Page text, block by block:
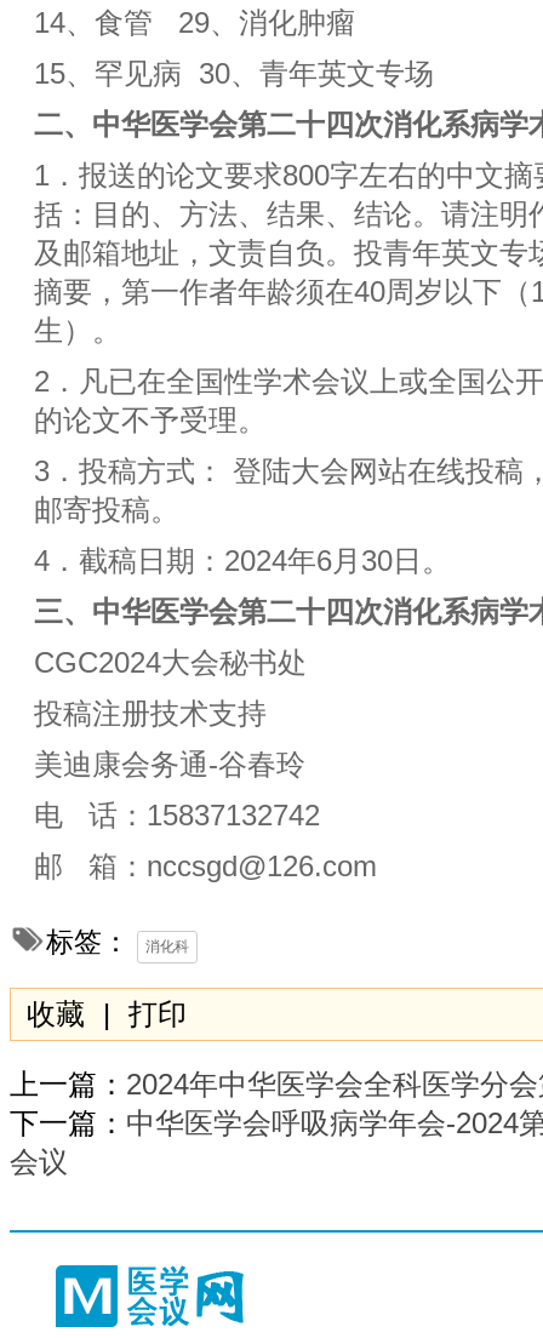
14、食管 29、消化肿瘤
15、罕见病 30、青年英文专场
二、 中华医学会第二十四次消化系病学
1．报送的论文要求800字左右的中文
括：目的、方法、结果、结论。请注明
及邮箱地址，文责自负。投青年英文专
摘要，第一作者年龄须在40周岁以下（
生）。
2．凡已在全国性学术会议上或全国公
的论文不予受理。
3．投稿方式： 登陆大会网站在线投稿
邮寄投稿。
4．截稿日期：2024年6月30日。
三、中华医学会第二十四次消化系病学
CGC2024大会秘书处
投稿注册技术支持
美迪康会务通-谷春玲
电 话：15837132742
邮 箱：nccsgd@126.com
标签： 消化科
收藏 | 打印
上一篇： 2024年中华医学会全科医学分
下一篇： 中华医学会呼吸病学年会-2024
会议